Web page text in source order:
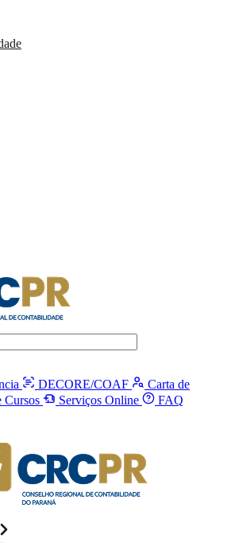
DECORE/COAF
Carta de
Cursos Serviços Online FAQ